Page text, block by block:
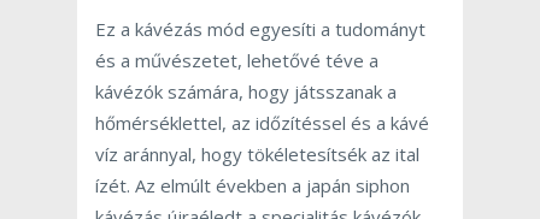
Ez a kávézás mód egyesíti a tudományt
és a művészetet, lehetővé téve a
kávézók számára, hogy játsszanak a
hőmérséklettel, az időzítéssel és a kávé
víz aránnyal, hogy tökéletesítsék az ital
ízét. Az elmúlt években a japán siphon